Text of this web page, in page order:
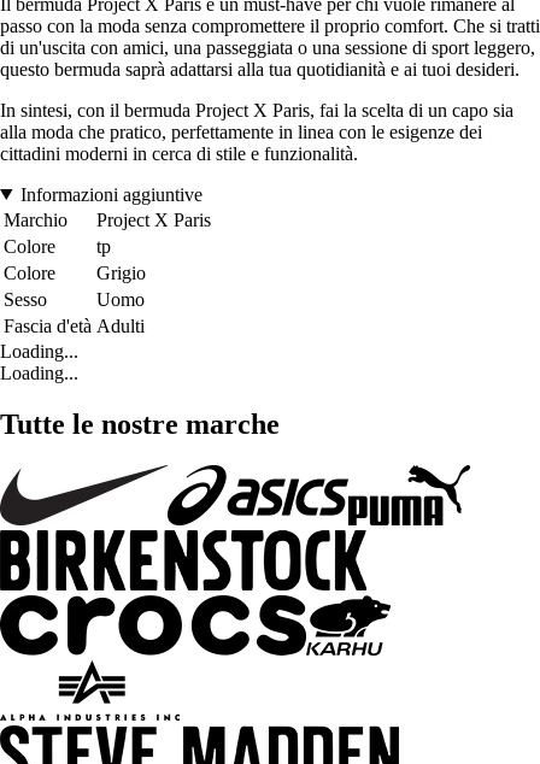
passo con la moda senza compromettere il proprio comfort. Che si tratti
di un'uscita con amici, una passeggiata o una sessione di sport leggero,
questo bermuda saprà adattarsi alla tua quotidianità e ai tuoi desideri.
In sintesi, con il bermuda Project X Paris, fai la scelta di un capo sia
alla moda che pratico, perfettamente in linea con le esigenze dei
cittadini moderni in cerca di stile e funzionalità.
Informazioni aggiuntive
Marchio
Project X Paris
Colore
tp
Colore
Grigio
Sesso
Uomo
Fascia d'età Adulti
Loading...
Loading...
Tutte le nostre marche